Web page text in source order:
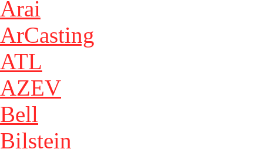
Arai
ArCasting
ATL
AZEV
Bell
Bilstein